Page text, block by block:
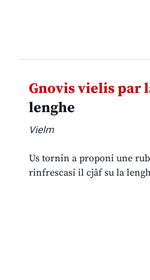
Gnovis vielis par
lenghe
Vielm
Us tornin a proponi une
rinfrescasi il cjâf su la